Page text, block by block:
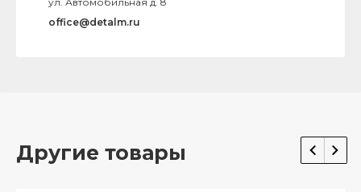
office@detalm.ru
Другие товары